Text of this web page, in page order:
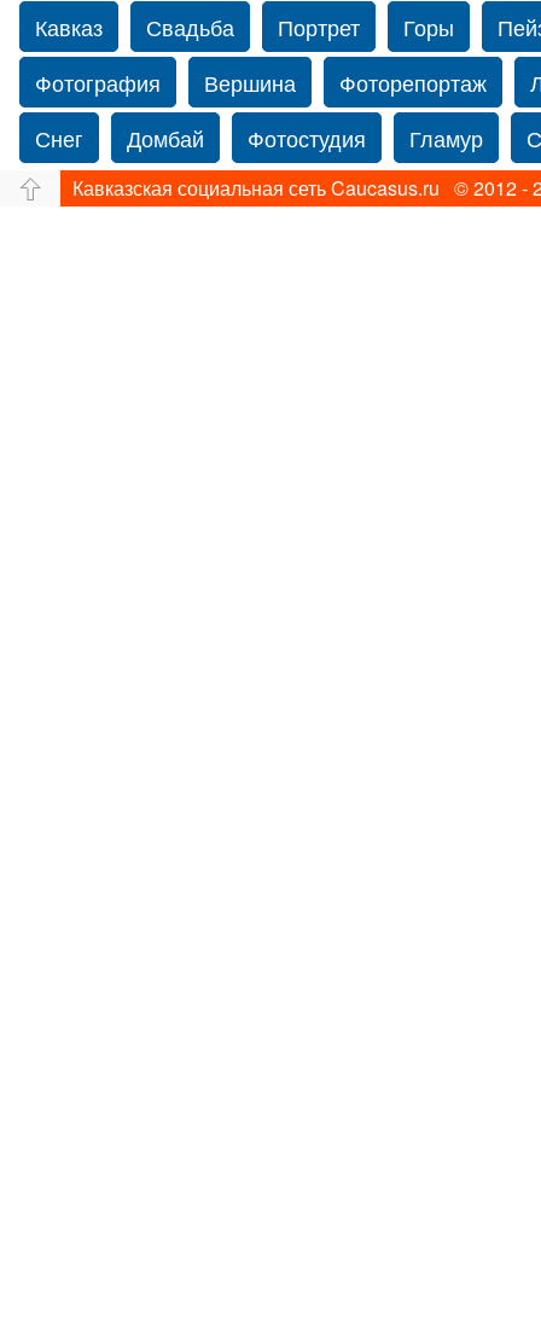
Кавказ Свадьба Портрет Горы
Фотография
Вершина Фоторепортаж
Снег
Домбай Фотостудия Гламур
Путешествие
Перевал Свадьба фото
Кавказская социальная сеть Caucasus.ru © 2012 -